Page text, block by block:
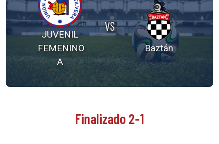
JUVENIL
FEMENINO
A
VS
Baztán
Finalizado 2-1